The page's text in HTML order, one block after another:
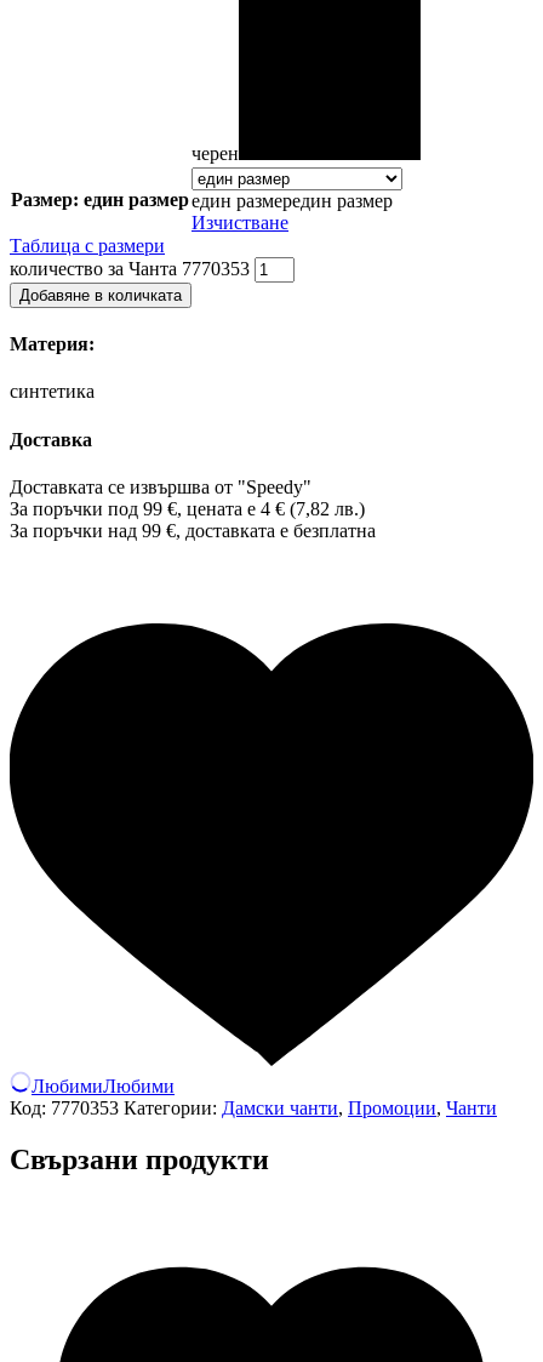
черен
Размер: един размередин размередин размер
Изчистване
Таблица с размери
количество за Чанта 7770353
Добавяне в количката
Материя:
синтетика
Доставка
Доставката се извършва от "Speedy"
За поръчки под 99 €, цената е 4 € (7,82 лв.)
За поръчки над 99 €, доставката е безплатна
ЛюбимиЛюбими
Код: 7770353 Категории: Дамски чанти, Промоции, Чанти
Свързани продукти